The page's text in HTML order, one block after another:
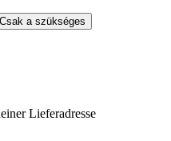
Csak a szükséges
Lieferadresse